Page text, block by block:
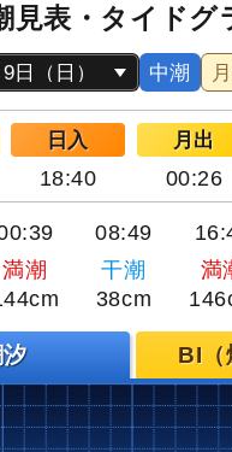
見表・タイドグ
中潮
日入 月出
18:40 00:26
08:49
満潮 干潮 満
38cm
BI（